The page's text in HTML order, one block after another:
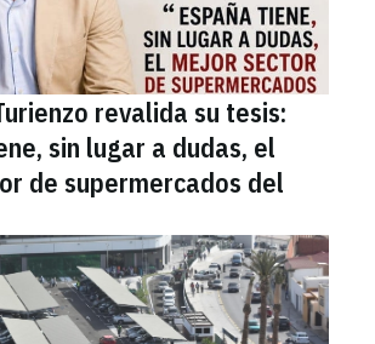
revalida su tesis:
sin lugar a dudas, el
de supermercados del